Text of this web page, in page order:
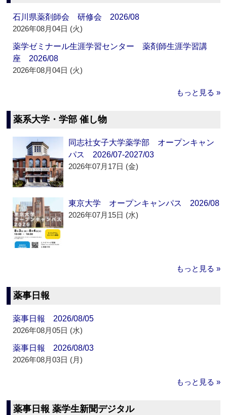
石川県薬剤師会 研修会 2026/08
2026年08月04日 (火)
薬学ゼミナール生涯学習センター 薬剤師生涯学習講
座 2026/08
2026年08月04日 (火)
もっと見る »
薬系大学・学部 催し物
同志社女子大学薬学部 オープンキャン
パス 2026/07-2027/03
2026年07月17日 (金)
東京大学 オープンキャンパス 2026/08
2026年07月15日 (水)
もっと見る »
薬事日報
薬事日報 2026/08/05
2026年08月05日 (水)
薬事日報 2026/08/03
2026年08月03日 (月)
もっと見る »
薬事日報 薬学生新聞デジタル